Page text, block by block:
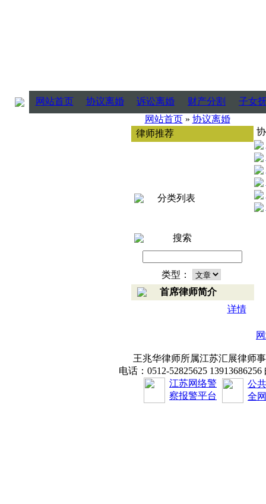
网站首页 协议离婚 诉讼离婚 财产分割
子女
网站首页» 协议离婚
律师推荐
分类列表
搜索
类型：
首席律师简介
详情
王兆华律师所属江苏汇展律师
电话：0512-52825625
江苏网络警
察报警平台
公
全